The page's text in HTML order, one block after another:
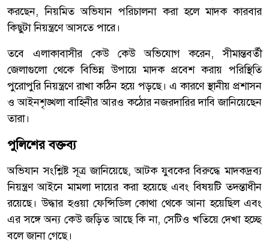
করছেন, নিয়মিত অভিযান পরিচালনা করা হলে মাদক কারবার
কিছুটা নিয়ন্ত্রণে আসতে পারে।
তবে এলাকাবাসীর কেউ কেউ অভিযোগ করেন, সীমান্তবর্তী
জেলাগুলো থেকে বিভিন্ন উপায়ে মাদক প্রবেশ করায় পরিস্থিতি
পুরোপুরি নিয়ন্ত্রণে রাখা কঠিন হয়ে পড়ছে। এ কারণে স্থানীয় প্রশাসন
ও আইনশৃঙ্খলা বাহিনীর আরও কঠোর নজরদারির দাবি জানিয়েছেন
তারা।
পুলিশের বক্তব্য
অভিযান সংশ্লিষ্ট সূত্র জানিয়েছে, আটক যুবকের বিরুদ্ধে মাদকদ্রব্য
নিয়ন্ত্রণ আইনে মামলা দায়ের করা হয়েছে এবং বিষয়টি তদন্তাধীন
রয়েছে। উদ্ধার হওয়া ফেন্সিডিল কোথা থেকে আনা হয়েছিল এবং
এর সঙ্গে অন্য কেউ জড়িত আছে কি না, সেটিও খতিয়ে দেখা হচ্ছে
বলে জানা গেছে।